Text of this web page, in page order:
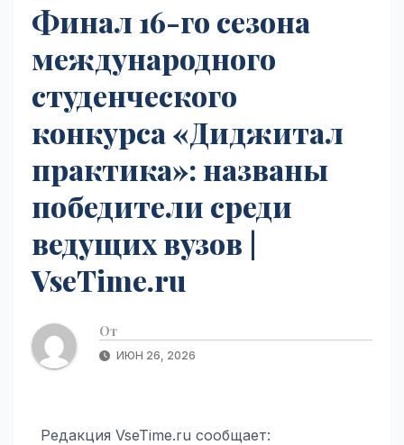
Финал 16-го сезона
международного
студенческого
конкурса «Диджитал
практика»: названы
победители среди
ведущих вузов |
VseTime.ru
От
ИЮН 26, 2026
Редакция VseTime.ru сообщает: